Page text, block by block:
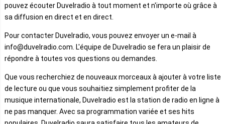
pouvez écouter Duvelradio à tout moment et n'importe où grâce à
sa diffusion en direct et en direct.
Pour contacter Duvelradio, vous pouvez envoyer un e-mail à
info@duvelradio.com. L'équipe de Duvelradio se fera un plaisir de
répondre à toutes vos questions ou demandes.
Que vous recherchiez de nouveaux morceaux à ajouter à votre liste
de lecture ou que vous souhaitiez simplement profiter de la
musique internationale, Duvelradio est la station de radio en ligne à
ne pas manquer. Avec sa programmation variée et ses hits